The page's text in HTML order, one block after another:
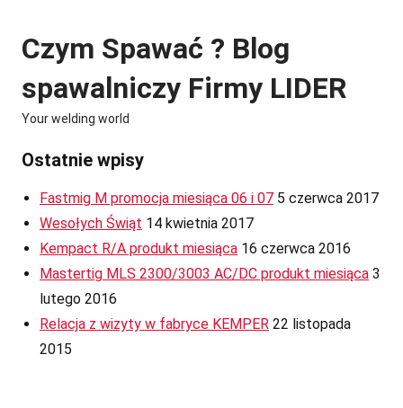
content
Czym Spawać ? Blog
spawalniczy Firmy LIDER
Your welding world
Ostatnie wpisy
Fastmig M promocja miesiąca 06 i 07 5 czerwca 2017
Wesołych Świąt 14 kwietnia 2017
Kempact R/A produkt miesiąca 16 czerwca 2016
Mastertig MLS 2300/3003 AC/DC produkt miesiąca 3
lutego 2016
Relacja z wizyty w fabryce KEMPER 22 listopada
2015